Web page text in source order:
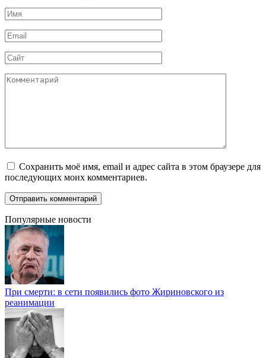
Имя
*
Email
*
Сайт
Комментарий
Сохранить моё имя, email и адрес сайта в этом браузере для
последующих моих комментариев.
Популярные новости
При смерти: в сети появились фото Жириновского из
реанимации